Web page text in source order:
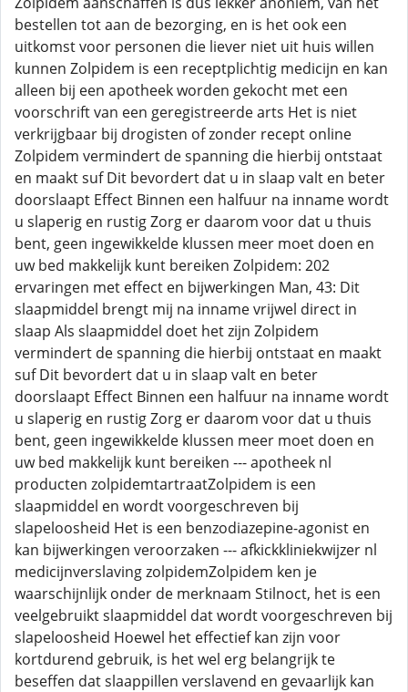
bestellen tot aan de bezorging, en is het ook een
uitkomst voor personen die liever niet uit huis willen
kunnen Zolpidem is een receptplichtig medicijn en kan
alleen bij een apotheek worden gekocht met een
voorschrift van een geregistreerde arts Het is niet
verkrijgbaar bij drogisten of zonder recept online
Zolpidem vermindert de spanning die hierbij ontstaat
en maakt suf Dit bevordert dat u in slaap valt en beter
doorslaapt Effect Binnen een halfuur na inname wordt
u slaperig en rustig Zorg er daarom voor dat u thuis
bent, geen ingewikkelde klussen meer moet doen en
uw bed makkelijk kunt bereiken Zolpidem: 202
ervaringen met effect en bijwerkingen Man, 43: Dit
slaapmiddel brengt mij na inname vrijwel direct in
slaap Als slaapmiddel doet het zijn Zolpidem
vermindert de spanning die hierbij ontstaat en maakt
suf Dit bevordert dat u in slaap valt en beter
doorslaapt Effect Binnen een halfuur na inname wordt
u slaperig en rustig Zorg er daarom voor dat u thuis
bent, geen ingewikkelde klussen meer moet doen en
uw bed makkelijk kunt bereiken --- apotheek nl
producten zolpidemtartraatZolpidem is een
slaapmiddel en wordt voorgeschreven bij
slapeloosheid Het is een benzodiazepine-agonist en
kan bijwerkingen veroorzaken --- afkickkliniekwijzer nl
medicijnverslaving zolpidemZolpidem ken je
waarschijnlijk onder de merknaam Stilnoct, het is een
veelgebruikt slaapmiddel dat wordt voorgeschreven bij
slapeloosheid Hoewel het effectief kan zijn voor
kortdurend gebruik, is het wel erg belangrijk te
beseffen dat slaappillen verslavend en gevaarlijk kan